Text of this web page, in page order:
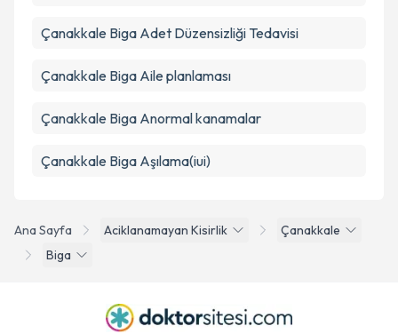
Ana Sayfa Aciklanamayan Kisirlik
Çanakkale
Biga
Çanakkale Biga Adet Düzensizliği Tedavisi
Çanakkale Biga Aile planlaması
Çanakkale Biga Anormal kanamalar
Çanakkale Biga Aşılama(iui)